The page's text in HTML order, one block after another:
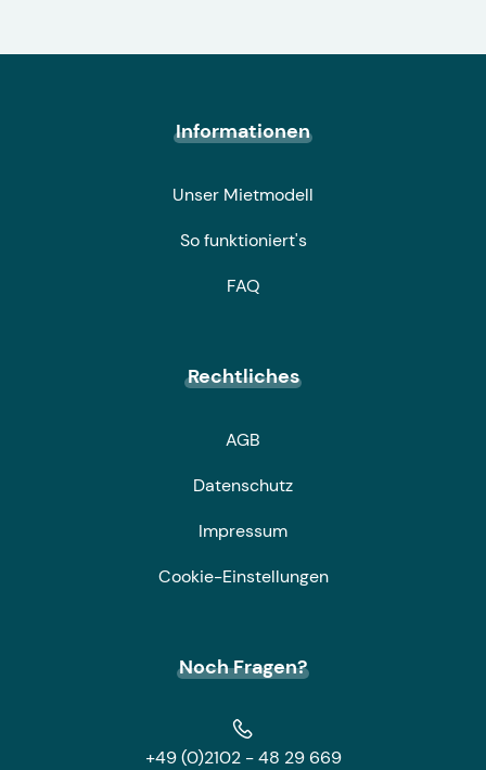
Informationen
Unser Mietmodell
So funktioniert's
FAQ
Rechtliches
AGB
Datenschutz
Impressum
Cookie-Einstellungen
Noch Fragen?
+49 (0)2102 - 48 29 669